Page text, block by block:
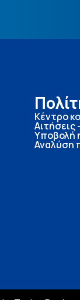
Κέντρο
Αιτήσεις
Υποβολή
Αναλύση